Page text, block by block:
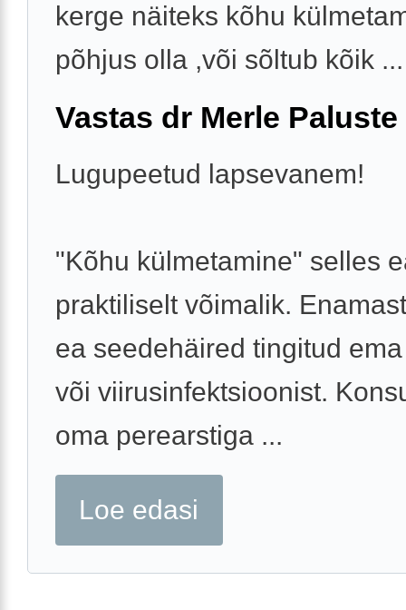
kerge näiteks kõhu
põhjus olla ,või sõltub kõik ...
Vastas dr Merle Paluste
Lugupeetud lapsevanem!
"Kõhu külmetamine" selles
praktiliselt võimalik.
ea seedehäired tingitud
või viirusinfektsioonist.
oma perearstiga ...
Loe edasi